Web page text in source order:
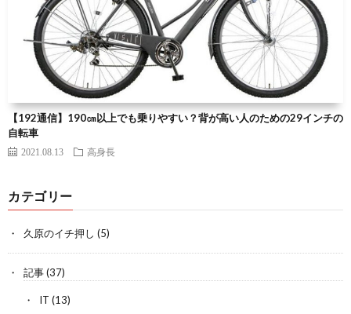
【192通信】190㎝以上でも乗りやすい？背が高い人のための29インチの
自転車
2021.08.13 高身長
カテゴリー
久原のイチ押し (5)
記事(37)
IT (13)